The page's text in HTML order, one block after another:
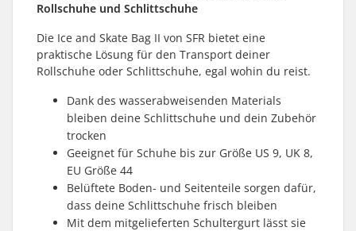
Rollschuhe und Schlittschuhe
Die Ice and Skate Bag II von SFR bietet eine
praktische Lösung für den Transport deiner
Rollschuhe oder Schlittschuhe, egal wohin du reist.
Dank des wasserabweisenden Materials
bleiben deine Schlittschuhe und dein Zubehör
trocken
Geeignet für Schuhe bis zur Größe US 9, UK 8,
EU Größe 44
Belüftete Boden- und Seitenteile sorgen dafür,
dass deine Schlittschuhe frisch bleiben
Mit dem mitgelieferten Schultergurt lässt sie